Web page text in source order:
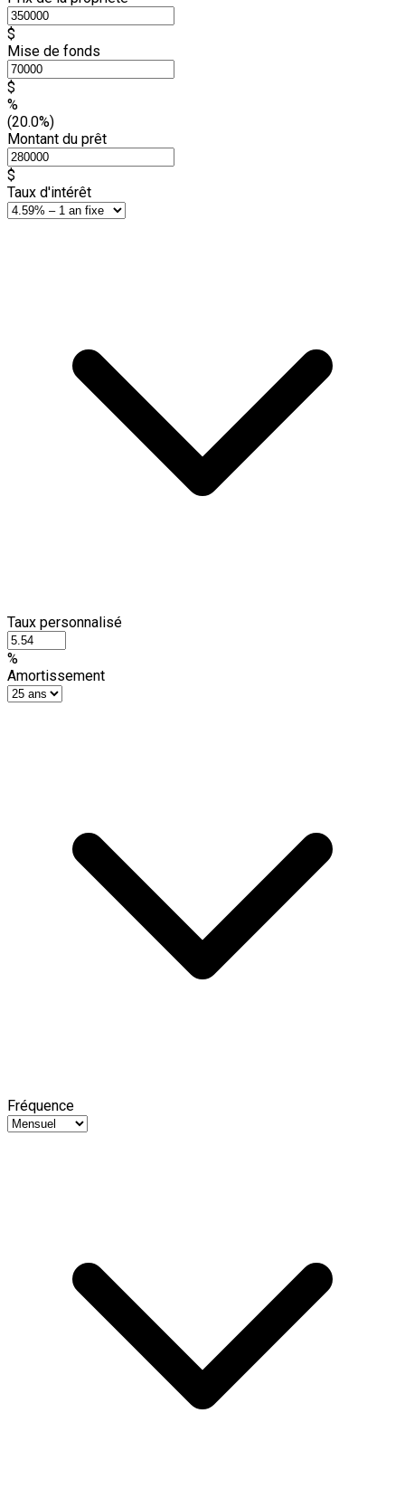
$
Mise de fonds
$
%
(20.0%)
Montant du prêt
$
Taux d'intérêt
Taux personnalisé
%
Amortissement
Fréquence